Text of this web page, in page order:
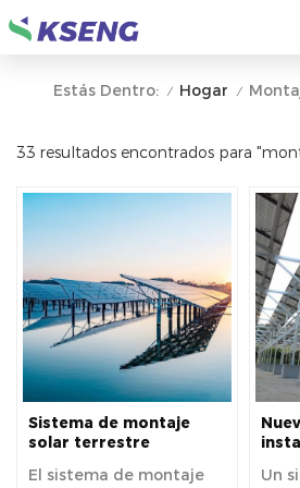
Estás Dentro: / Hogar /
33 resultados encontrados para
Sistema de montaje
solar terrestre
fotovoltaico para pesca
El sistema de montaje
Un